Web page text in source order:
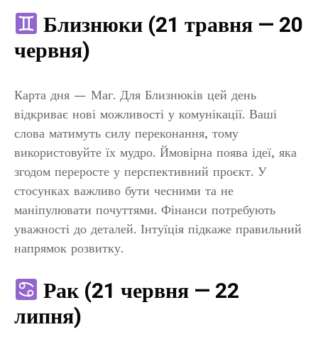
Близнюки (21 травня — 20
червня)
Карта дня — Маг. Для Близнюків цей день
відкриває нові можливості у комунікації. Ваші
слова матимуть силу переконання, тому
використовуйте їх мудро. Ймовірна поява ідеї, яка
згодом переросте у перспективний проєкт. У
стосунках важливо бути чесними та не
маніпулювати почуттями. Фінанси потребують
уважності до деталей. Інтуїція підкаже правильний
напрямок розвитку.
Рак (21 червня — 22
липня)